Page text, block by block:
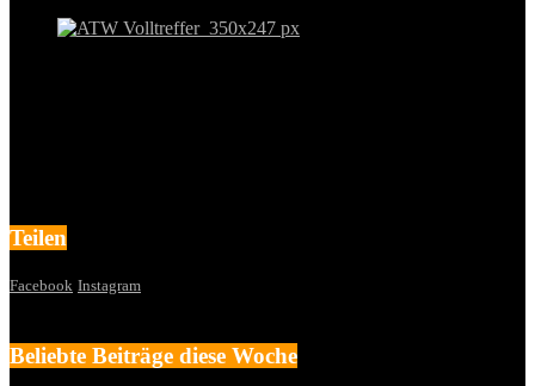
Teilen
Facebook Instagram
Beliebte Beiträge diese Woche